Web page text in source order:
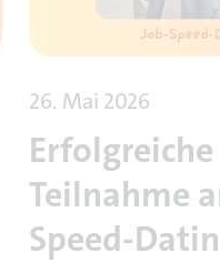
26. Mai 2026
Erfolgreiche
Teilnahme
Speed-